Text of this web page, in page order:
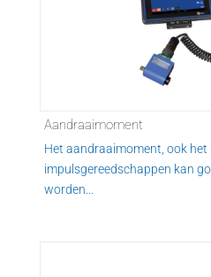
Aandraaimoment
Het aandraaimoment, ook het
impulsgereedschappen kan
worden...